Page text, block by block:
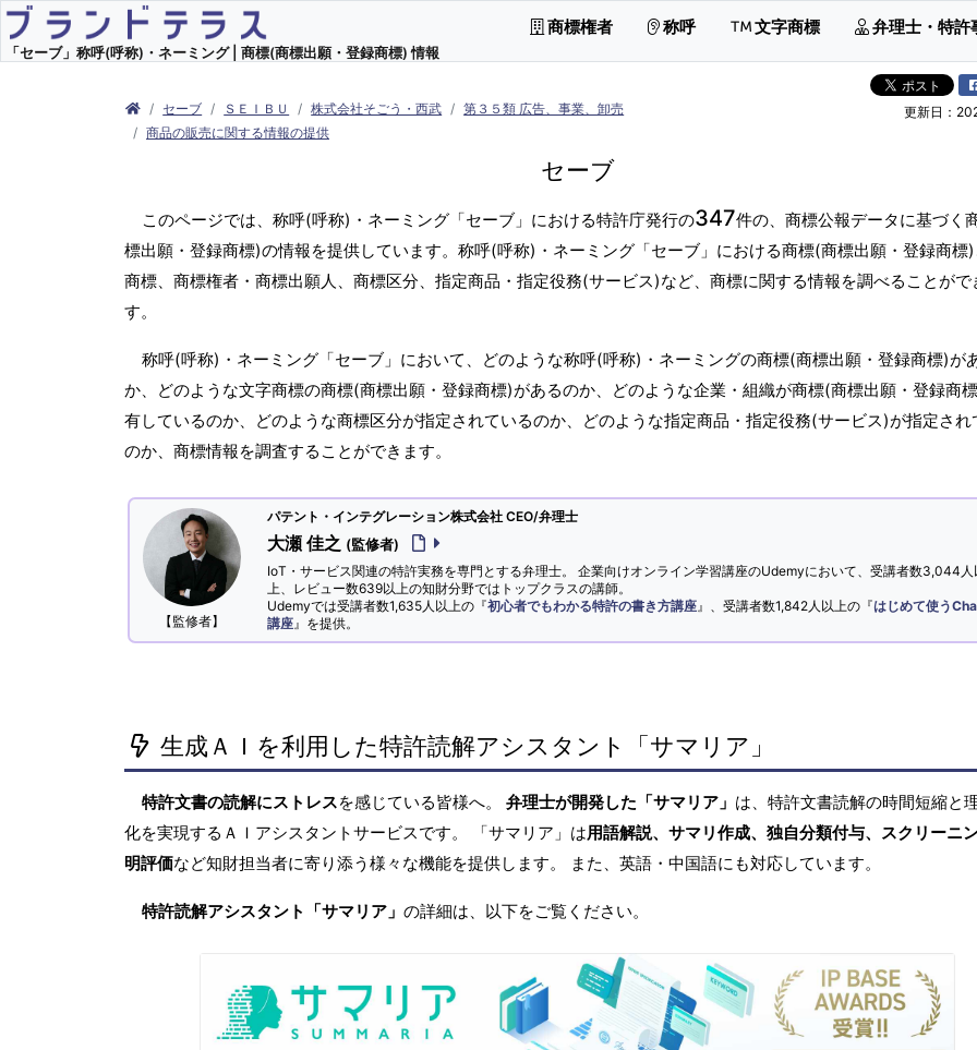
「セーブ」称呼(呼称)・ネーミング | 商標(商標出願・登録商標) 情報
商標権者 称呼 文字商標 弁理士・特許
セーブ ＳＥＩＢＵ 株式会社そごう・西武
第３５類 広告、事業、卸売
商品の販売に関する情報の提供
更新日：
セーブ
このページでは、称呼(呼称)・ネーミング「セーブ」における特許庁発行の347件の、商標公報データに基づく
標出願・登録商標)の情報を提供しています。称呼(呼称)・ネーミング「セーブ」における商標(商標出願・登録商標
商標、商標権者・商標出願人、商標区分、指定商品・指定役務(サービス)など、商標に関する情報を調べることがで
す。
称呼(呼称)・ネーミング「セーブ」において、どのような称呼(呼称)・ネーミングの商標(商標出願・登録商標)が
か、どのような文字商標の商標(商標出願・登録商標)があるのか、どのような企業・組織が商標(商標出願・登録商
有しているのか、どのような商標区分が指定されているのか、どのような指定商品・指定役務(サービス)が指定され
のか、商標情報を調査することができます。
【監修者】
パテント・インテグレーション株式会社 CEO/弁理士
大瀬 佳之 (監修者)
IoT・サービス関連の特許実務を専門とする弁理士。 企業向けオンライン学習講座のUdemyにおいて、受講者数3,044人
上、レビュー数639以上の知財分野ではトップクラスの講師。
Udemyでは受講者数1,635人以上の『初心者でもわかる特許の書き方講座 』、受講者数1,842人以上の『はじめて使う
講座 』を提供。
生成ＡＩを利用した特許読解アシスタント「サマリア」
特許文書の読解にストレスを感じている皆様へ。 弁理士が開発した「サマリア」 は、特許文書読解の時間短縮と
化を実現するＡＩアシスタントサービスです。 「サマリア」は用語解説、サマリ作成、独自分類付与、スクリーニ
明評価など知財担当者に寄り添う様々な機能を提供します。 また、英語・中国語にも対応しています。
特許読解アシスタント「サマリア」 の詳細は、以下をご覧ください。